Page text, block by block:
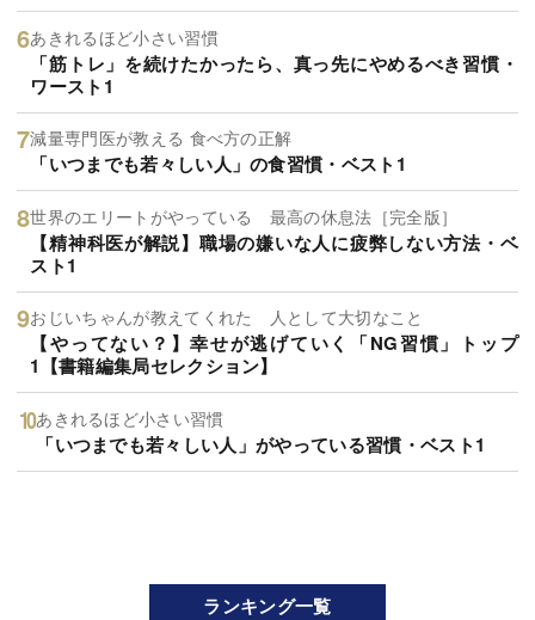
あきれるほど小さい習慣
「筋トレ」を続けたかったら、真っ先にやめるべき習慣・
ワースト1
減量専門医が教える 食べ方の正解
「いつまでも若々しい人」の食習慣・ベスト1
世界のエリートがやっている 最高の休息法［完全版］
【精神科医が解説】職場の嫌いな人に疲弊しない方法・ベ
スト1
おじいちゃんが教えてくれた 人として大切なこと
【やってない？】幸せが逃げていく「NG習慣」トップ
1【書籍編集局セレクション】
あきれるほど小さい習慣
「いつまでも若々しい人」がやっている習慣・ベスト1
ランキング一覧